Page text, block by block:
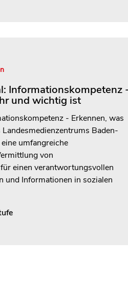
Informationskompetenz
und wichtig ist
- Erkennen, was
Baden-
umfangreiche
von
einen verantwortungsvollen
und Informationen in sozialen